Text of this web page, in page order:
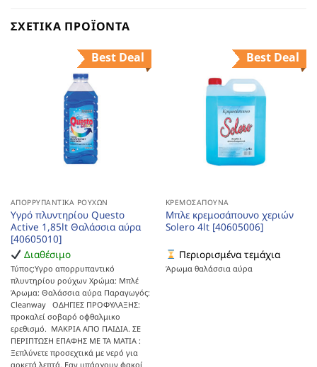
ΣΧΕΤΙΚΆ ΠΡΟΪΌΝΤΑ
Best Deal
ΑΠΟΡΡΥΠΑΝΤΙΚΆ ΡΟΎΧΩΝ
Υγρό πλυντηρίου Questo
Active 1,85lt Θαλάσσια αύρα
[40605010]
Διαθέσιμο
Τύπος:Υγρο απορρυπαντικό
πλυντηρίου ρούχων Χρώμα: Μπλέ
Άρωμα: Θαλάσσια αύρα Παραγωγός:
Cleanway ΟΔΗΓΙΕΣ ΠΡΟΦΥΛΑΞΗΣ:
προκαλεί σοβαρό οφθαλμικο
ερεθισμό. ΜΑΚΡΙΑ ΑΠΟ ΠΑΙΔΙΑ. ΣΕ
ΠΕΡΙΠΤΩΣΗ ΕΠΑΦΗΣ ΜΕ ΤΑ ΜΑΤΙΑ :
Ξεπλύνετε προσεχτικά με νερό για
αρκετά λεπτά. Εαν υπάρχουν φακοί
Best Deal
ΚΡΕΜΟΣΆΠΟΥΝΑ
Μπλε κρεμοσάπουνο χεριών
Solero 4lt [40605006]
Περιορισμένα τεμάχια
Άρωμα θαλάσσια αύρα